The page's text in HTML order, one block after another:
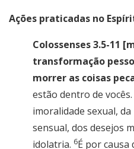
Ações praticadas no
Colossenses 3.5-11
transformação
morrer as coisas
estão dentro de
imoralidade sexual,
sensual, dos desejos
idolatria. 6É por causa